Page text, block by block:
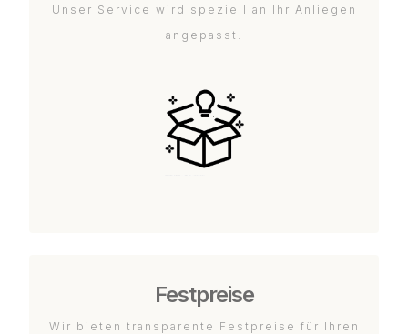
Unser Service wird speziell an Ihr Anliegen
angepasst.
Festpreise
Wir bieten transparente Festpreise für Ihren